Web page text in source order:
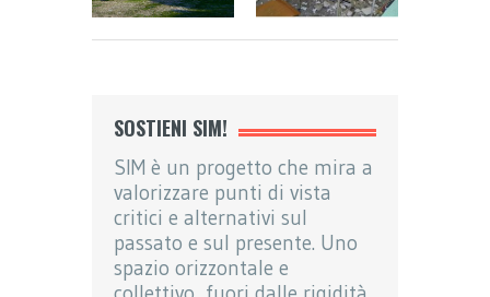
SOSTIENI SIM!
SIM è un progetto che mira a
valorizzare punti di vista
critici e alternativi sul
passato e sul presente. Uno
spazio orizzontale e